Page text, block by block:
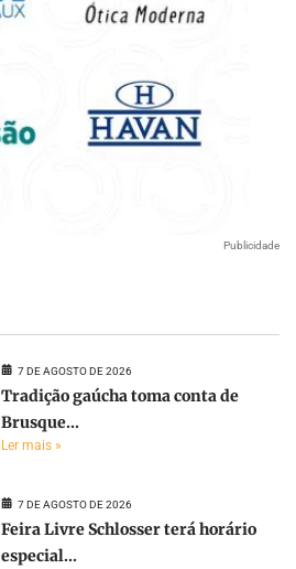
Publicidade
7 DE AGOSTO DE 2026
Tradição gaúcha toma conta de
Brusque...
Ler mais »
7 DE AGOSTO DE 2026
Feira Livre Schlosser terá horário
especial...